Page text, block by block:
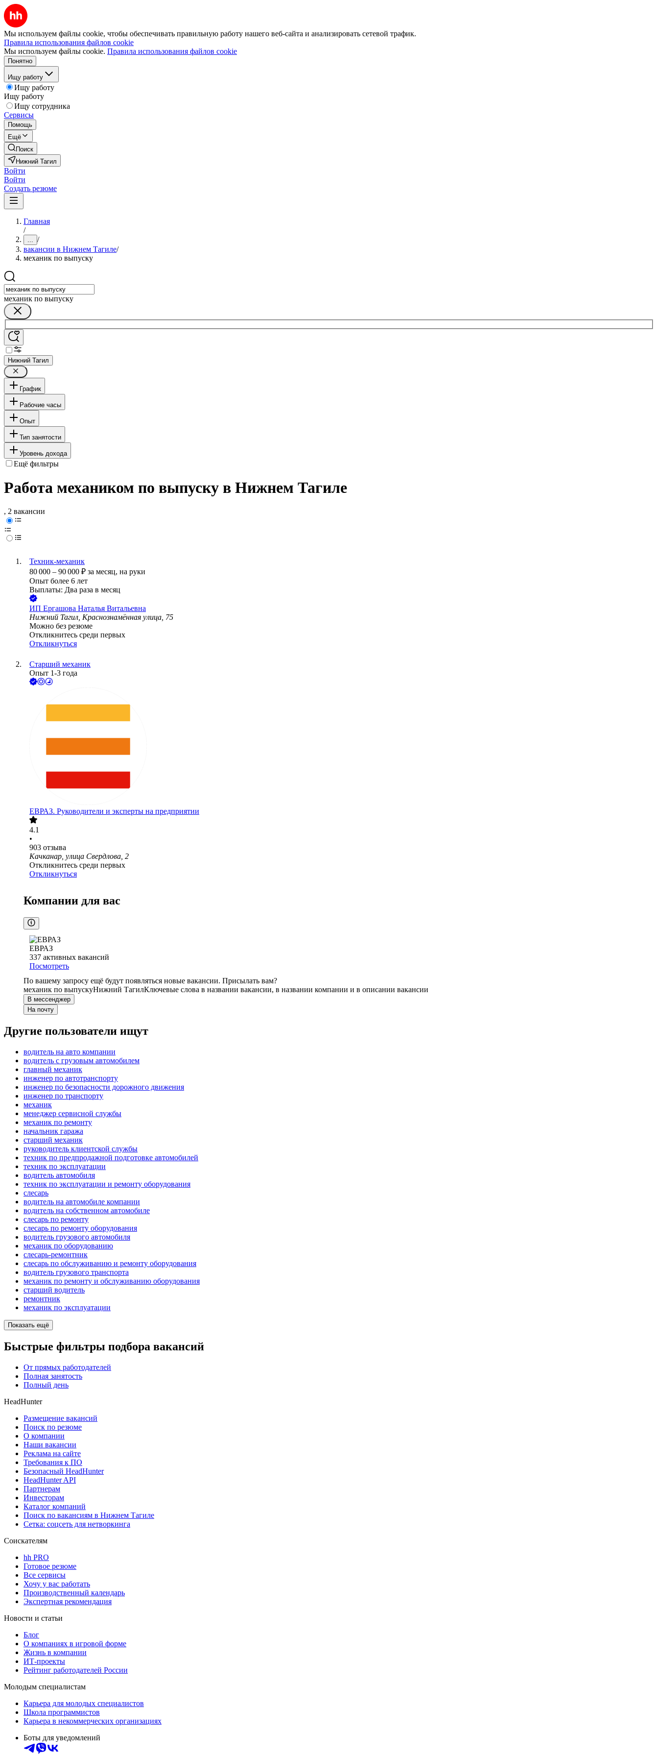
Мы используем файлы cookie, чтобы обеспечивать правильную работу нашего веб-сайта и анализировать сетевой трафик.
Правила использования файлов cookie
Мы используем файлы cookie. Правила использования файлов cookie
Понятно
Ищу работу
Ищу работу
Ищу работу
Ищу сотрудника
Сервисы
Помощь
Ещё
Поиск
Нижний Тагил
Войти
Войти
Создать резюме
Главная
/
... /
вакансии в Нижнем Тагиле/
механик по выпуску
механик по выпуску
Нижний Тагил
График
Рабочие часы
Опыт
Тип занятости
Уровень дохода
Ещё фильтры
Работа механиком по выпуску в Нижнем Тагиле
, 2 вакансии
Техник-механик
80 000 – 90 000 ₽ за месяц, на руки
Опыт более 6 лет
Выплаты: Два раза в месяц
ИП Ергашова Наталья Витальевна
Нижний Тагил, Краснознамённая улица, 75
Можно без резюме
Откликнитесь среди первых
Откликнуться
Старший механик
Опыт 1-3 года
ЕВРАЗ. Руководители и эксперты на предприятии
4.1
•
903 отзыва
Качканар, улица Свердлова, 2
Откликнитесь среди первых
Откликнуться
Компании для вас
ЕВРАЗ
337 активных вакансий
Посмотреть
По вашему запросу ещё будут появляться новые вакансии. Присылать вам?
механик по выпускуНижний ТагилКлючевые слова в названии вакансии, в названии компании и в описании вакансии
В мессенджер
На почту
Другие пользователи ищут
водитель на авто компании
водитель с грузовым автомобилем
главный механик
инженер по автотранспорту
инженер по безопасности дорожного движения
инженер по транспорту
механик
менеджер сервисной службы
механик по ремонту
начальник гаража
старший механик
руководитель клиентской службы
техник по предпродажной подготовке автомобилей
техник по эксплуатации
водитель автомобиля
техник по эксплуатации и ремонту оборудования
слесарь
водитель на автомобиле компании
водитель на собственном автомобиле
слесарь по ремонту
слесарь по ремонту оборудования
водитель грузового автомобиля
механик по оборудованию
слесарь-ремонтник
слесарь по обслуживанию и ремонту оборудования
водитель грузового транспорта
механик по ремонту и обслуживанию оборудования
старший водитель
ремонтник
механик по эксплуатации
Показать ещё
Быстрые фильтры подбора вакансий
От прямых работодателей
Полная занятость
Полный день
HeadHunter
Размещение вакансий
Поиск по резюме
О компании
Наши вакансии
Реклама на сайте
Требования к ПО
Безопасный HeadHunter
HeadHunter API
Партнерам
Инвесторам
Каталог компаний
Поиск по вакансиям в Нижнем Тагиле
Сетка: соцсеть для нетворкинга
Соискателям
hh PRO
Готовое резюме
Все сервисы
Хочу у вас работать
Производственный календарь
Экспертная рекомендация
Новости и статьи
Блог
О компаниях в игровой форме
Жизнь в компании
ИТ-проекты
Рейтинг работодателей России
Молодым специалистам
Карьера для молодых специалистов
Школа программистов
Карьера в некоммерческих организациях
Боты для уведомлений